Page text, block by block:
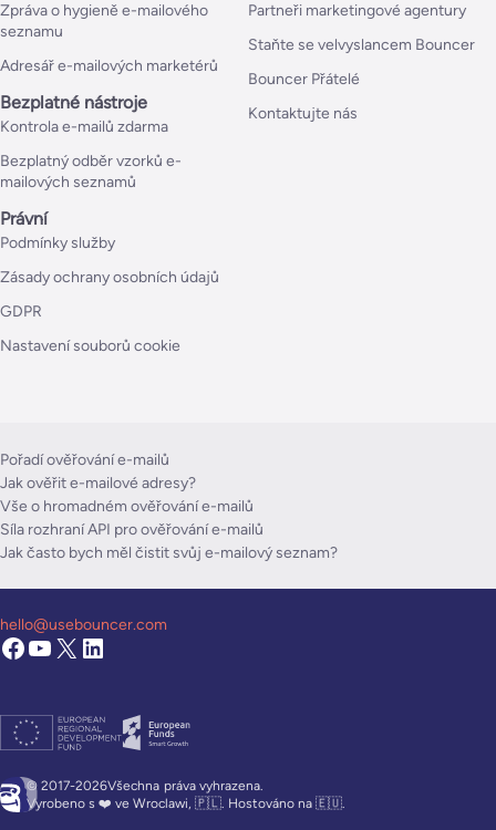
Zpráva o hygieně e-mailového
seznamu
Adresář e-mailových marketérů
Bezplatné nástroje
Kontrola e-mailů zdarma
Bezplatný odběr vzorků e-
mailových seznamů
Partneři marketingové agentury
Staňte se velvyslancem Bouncer
Bouncer Přátelé
Kontaktujte nás
Právní
Podmínky služby
Zásady ochrany osobních údajů
GDPR
Nastavení souborů cookie
Pořadí ověřování e-mailů
Jak ověřit e-mailové adresy?
Vše o hromadném ověřování e-mailů
Síla rozhraní API pro ověřování e-mailů
Jak často bych měl čistit svůj e-mailový seznam?
© 2017-2026Všechna práva vyhrazena.
Vyrobeno s ❤️ ve Wroclawi, 🇵🇱. Hostováno na 🇪🇺.
hello@usebouncer.com